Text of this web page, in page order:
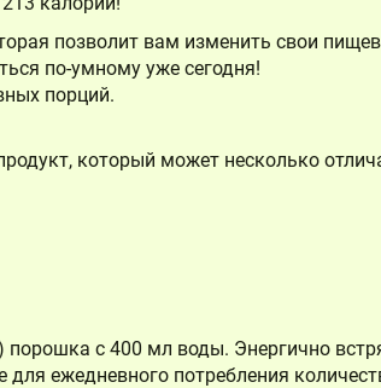
позволит вам изменить свои
по-умному уже сегодня!
порций.
который может несколько
с 400 мл воды. Энергично
ежедневного потребления